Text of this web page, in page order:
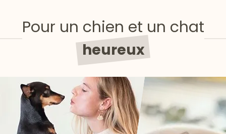
Pour un chien et un chat
heureux